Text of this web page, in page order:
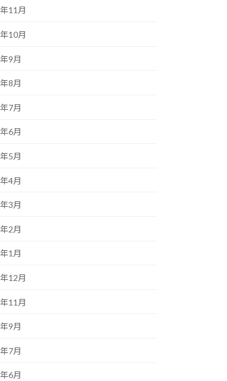
11月
10月
9月
8月
7月
6月
5月
4月
3月
2月
1月
12月
11月
9月
7月
6月